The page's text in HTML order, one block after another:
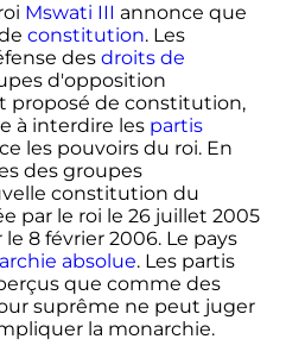
Mswati III annonce que
constitution. Les
des droits de
d'opposition
proposé de constitution,
à interdire les partis
les pouvoirs du roi. En
des groupes
constitution du
par le roi le 26 juillet 2005
le 8 février 2006. Le pays
absolue. Les partis
que comme des
suprême ne peut juger
la monarchie.